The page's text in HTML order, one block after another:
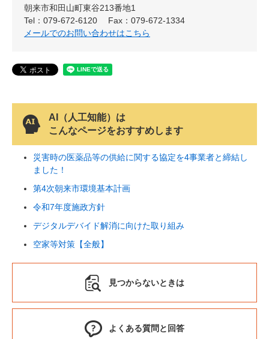
朝来市和田山町東谷213番地1
Tel：079-672-6120
Fax：079-672-1334
メールでのお問い合わせはこちら
AI（人工知能）は
こんなページをおすすめします
災害時の医薬品等の供給に関する協定を4事業者と締結し
ました！
第4次朝来市環境基本計画
令和7年度施政方針
デジタルデバイド解消に向けた取り組み
空家等対策【全般】
見つからないときは
よくある質問と回答